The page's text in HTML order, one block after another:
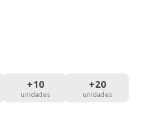
+10
unidades
+20
unidades